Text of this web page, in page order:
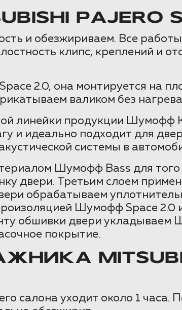
PAJERO
и обезжириваем. Все
клипс, креплений и
2.0, она монтируется на
валиком без
линейки продукции Шумофф
и идеально подходит для
системы в
Шумофф Bass для
двери. Третьим слоем
обрабатываем
Шумофф Space 2.0
обшивки двери укладываем
покрытие.
салона уходит около 1 часа.